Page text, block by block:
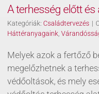
A terhesség előtt
Kategóriák: Családtervezés |
Háttéranyagaink,
Melyek azok a fertőző
megelőzhetnek a
védőoltások, és mely